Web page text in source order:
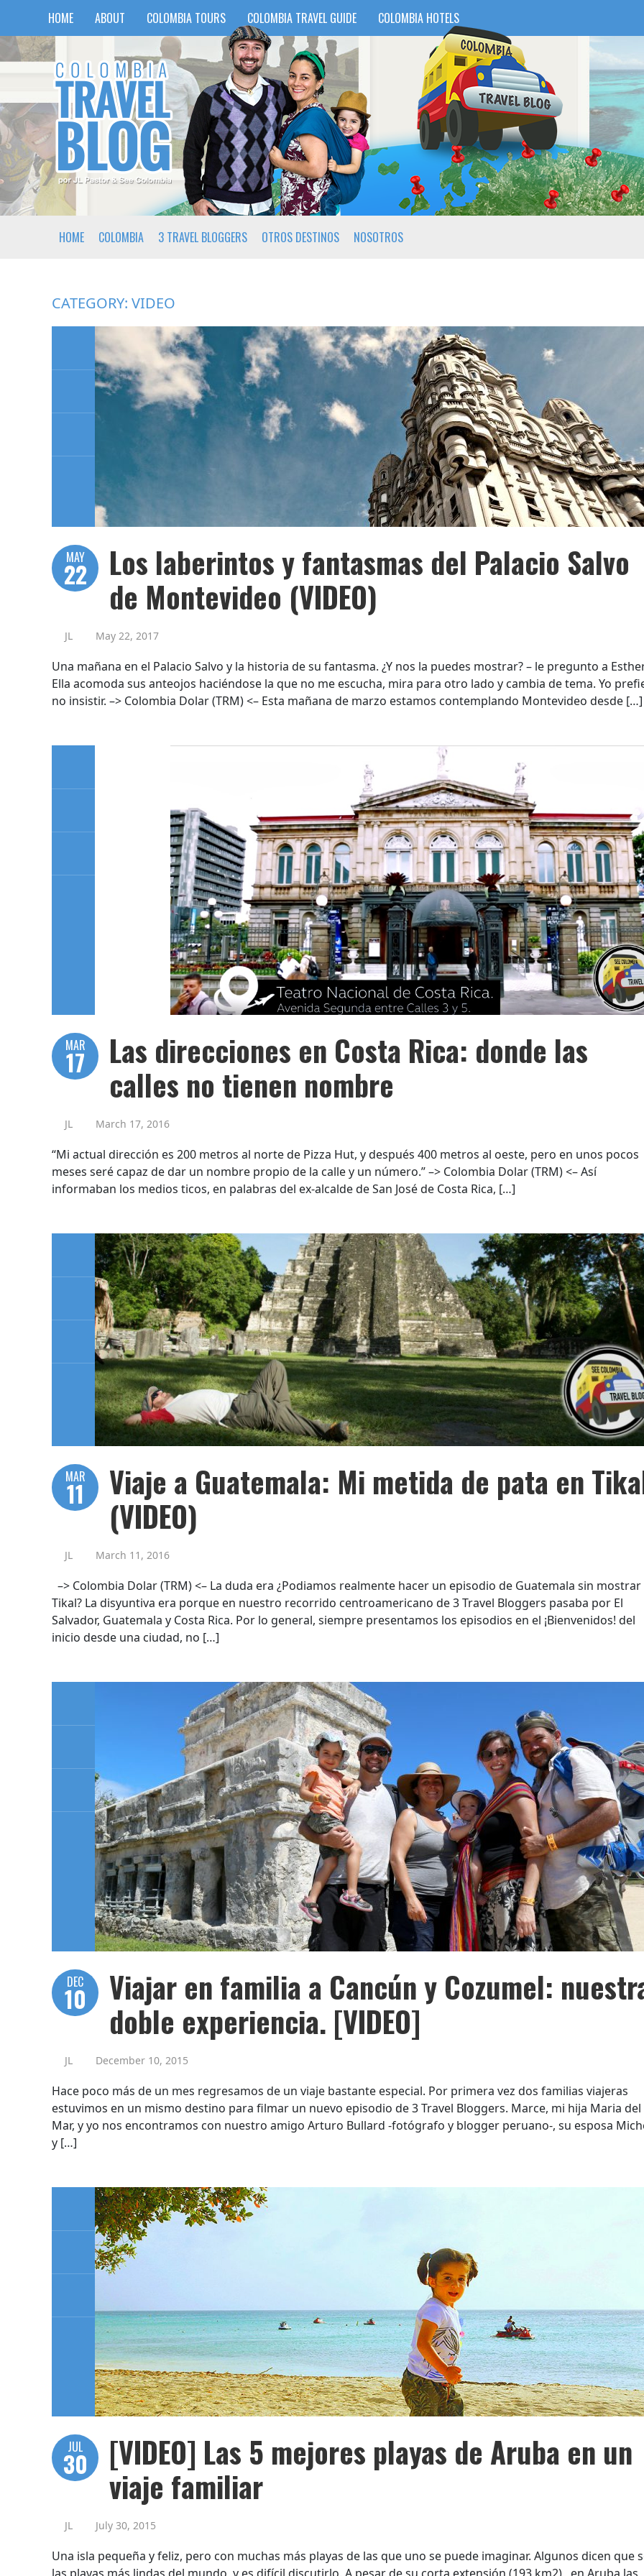
HOME ABOUT COLOMBIA TOURS COLOMBIA TRAVEL GUIDE COLOMBIA HOTELS
HOME COLOMBIA 3 TRAVEL BLOGGERS OTROS DESTINOS NOSOTROS
CATEGORY: VIDEO
MAY
22
Los laberintos y fantasmas del Palacio Salvo
de Montevideo (VIDEO)
JL May 22, 2017
Una mañana en el Palacio Salvo y la historia de su fantasma. ¿Y nos la puedes mostrar? – le pregunto a
Ella acomoda sus anteojos haciéndose la que no me escucha, mira para otro lado y cambia de tema. Yo
no insistir. –> Colombia Dolar (TRM) <– Esta mañana de marzo estamos contemplando Montevideo desde […]
MAR
17
Las direcciones en Costa Rica: donde las
calles no tienen nombre
JL March 17, 2016
“Mi actual dirección es 200 metros al norte de Pizza Hut, y después 400 metros al oeste, pero en unos pocos
meses seré capaz de dar un nombre propio de la calle y un número.” –> Colombia Dolar (TRM) <– Así
informaban los medios ticos, en palabras del ex-alcalde de San José de Costa Rica, […]
MAR
11
Viaje a Guatemala: Mi metida de pata en
(VIDEO)
JL March 11, 2016
–> Colombia Dolar (TRM) <– La duda era ¿Podiamos realmente hacer un episodio de Guatemala sin mostrar
Tikal? La disyuntiva era porque en nuestro recorrido centroamericano de 3 Travel Bloggers pasaba por El
Salvador, Guatemala y Costa Rica. Por lo general, siempre presentamos los episodios en el ¡Bienvenidos! del
inicio desde una ciudad, no […]
DEC
10
Viajar en familia a Cancún y Cozumel:
doble experiencia. [VIDEO]
JL December 10, 2015
Hace poco más de un mes regresamos de un viaje bastante especial. Por primera vez dos familias viajeras
estuvimos en un mismo destino para filmar un nuevo episodio de 3 Travel Bloggers. Marce, mi hija Maria del
Mar, y yo nos encontramos con nuestro amigo Arturo Bullard -fotógrafo y blogger peruano-, su esposa
y […]
JUL
30
[VIDEO] Las 5 mejores playas de Aruba en un
viaje familiar
JL July 30, 2015
Una isla pequeña y feliz, pero con muchas más playas de las que uno se puede imaginar. Algunos dicen que
las playas más lindas del mundo, y es difícil discutirlo. A pesar de su corta extensión (193 km2), en Aruba las